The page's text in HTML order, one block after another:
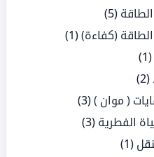
(5)
(كفاءة)(1)
(1)
(2)
( موان )(3)
الفطرية (3)
(1)